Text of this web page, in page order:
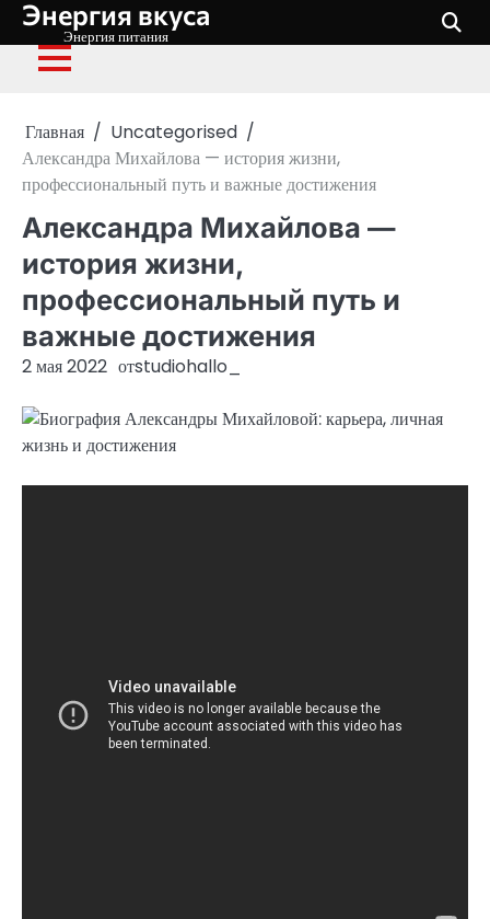
Перейти
содержимому
Энергия вкуса
Энергия питания
Главная
Uncategorised
Александра Михайлова — история жизни,
профессиональный путь и важные достижения
Александра Михайлова —
история жизни,
профессиональный путь и
важные достижения
2 мая 2022 отstudiohallo_